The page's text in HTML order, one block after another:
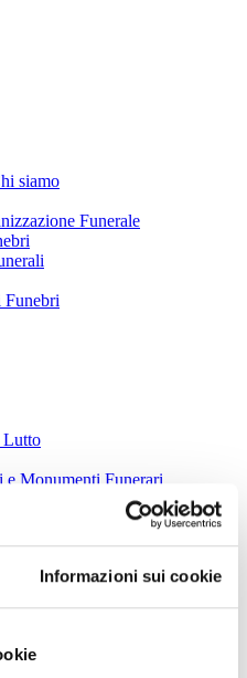
Informazioni sui cookie
siamo
Funerale
Funebri
Lutto
Monumenti Funerari